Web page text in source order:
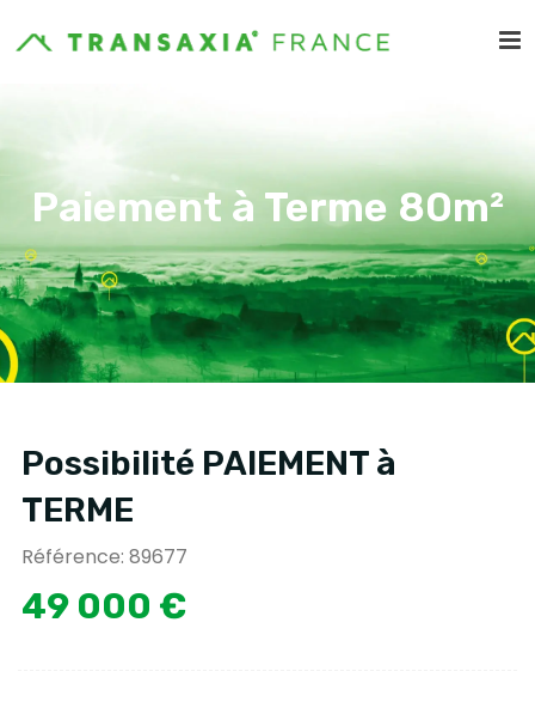
Paiement à Terme 80m²
Possibilité PAIEMENT à
TERME
Référence: 89677
49 000 €